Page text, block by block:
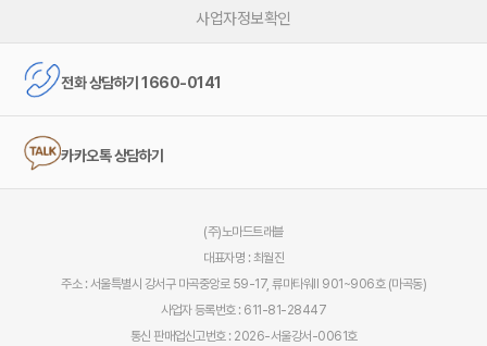
사업자정보확인
전화 상담하기 1660-0141
카카오톡 상담하기
(주)노마드트래블
대표자명 : 최월진
주소 : 서울특별시 강서구 마곡중앙로 59-17, 류마타워Ⅱ 901~906호 (마곡동)
사업자 등록번호 : 611-81-28447
통신 판매업신고번호 : 2026-서울강서-0061호